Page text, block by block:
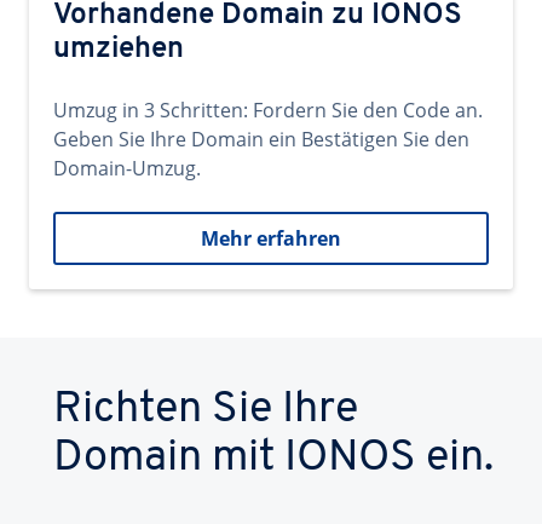
Vorhandene Domain zu IONOS
umziehen
Umzug in 3 Schritten: Fordern Sie den Code an.
Geben Sie Ihre Domain ein Bestätigen Sie den
Domain-Umzug.
Mehr erfahren
Richten Sie Ihre
Domain mit IONOS ein.